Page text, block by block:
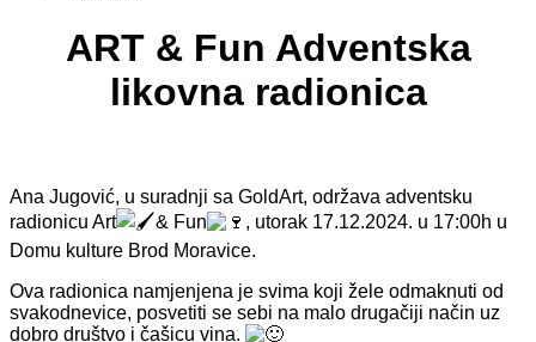
ART & Fun Adventska
likovna radionica
Ana Jugović, u suradnji sa GoldArt, održava adventsku
radionicu Art
& Fun
, utorak 17.12.2024. u 17:00h u
Domu kulture Brod Moravice.
Ova radionica namjenjena je svima koji žele odmaknuti od
svakodnevice, posvetiti se sebi na malo drugačiji način uz
dobro društvo i čašicu vina.